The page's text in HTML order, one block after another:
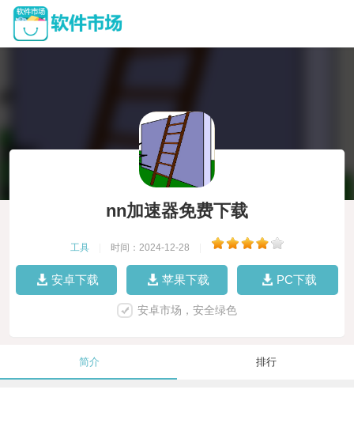
nn加速器免费下载
工具 时间：2024-12-28
安卓下载 苹果下载 PC下载
安卓市场，安全绿色
简介 排行